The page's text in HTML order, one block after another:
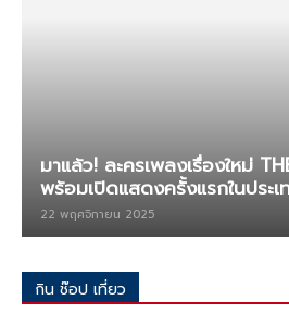
มาแล้ว! ละครเพลงเรื่องใหม่
พร้อมเปิดแสดงครั้งแรกในประเ
22 พฤศจิกายน 2025
กิน ช๊อป เที่ยว
ทั้งหมด โรงแรม / รีสอร์ท